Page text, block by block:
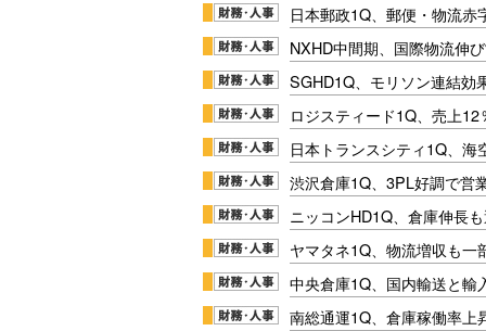
日本郵政1Q、郵便・物流赤
NXHD中間期、国際物流伸
SGHD1Q、モリソン連結効
ロジスティード1Q、売上
日本トランスシティ1Q、海
渋沢倉庫1Q、3PL好調で営
ニッコンHD1Q、倉庫伸長
ヤマタネ1Q、物流増収も一
中央倉庫1Q、国内輸送と輸
南総通運1Q、倉庫稼働率上